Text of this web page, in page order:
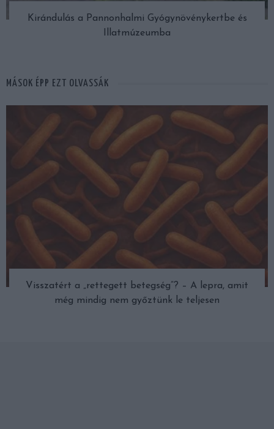
Kirándulás a Pannonhalmi Gyógynövénykertbe és
Illatmúzeumba
MÁSOK ÉPP EZT OLVASSÁK
Visszatért a „rettegett betegség”? – A lepra, amit
még mindig nem győztünk le teljesen